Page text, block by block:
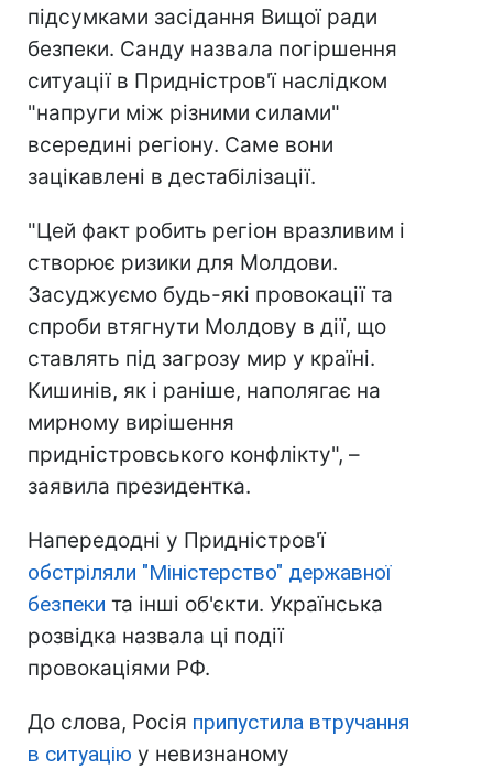
підсумками засідання Вищої ради
безпеки. Санду назвала погіршення
ситуації в Придністров'ї наслідком
"напруги між різними силами"
всередині регіону. Саме вони
зацікавлені в дестабілізації.
"Цей факт робить регіон вразливим і
створює ризики для Молдови.
Засуджуємо будь-які провокації та
спроби втягнути Молдову в дії, що
ставлять під загрозу мир у країні.
Кишинів, як і раніше, наполягає на
мирному вирішення
придністровського конфлікту", –
заявила президентка.
Напередодні у Придністров'ї
обстріляли "Міністерство" державної
безпеки та інші об'єкти. Українська
розвідка назвала ці події
провокаціями РФ.
До слова, Росія припустила втручання
в ситуацію у невизнаному